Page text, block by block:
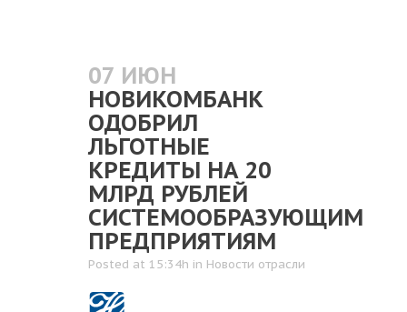
07 ИЮН
НОВИКОМБАНК
ОДОБРИЛ
ЛЬГОТНЫЕ
КРЕДИТЫ НА 20
МЛРД РУБЛЕЙ
СИСТЕМООБРАЗУЮЩИМ
ПРЕДПРИЯТИЯМ
Posted at 15:34h in Новости отрасли